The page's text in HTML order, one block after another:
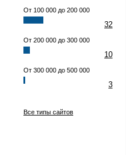
От 100 000 до 200 000
32
От 200 000 до 300 000
10
От 300 000 до 500 000
3
Все типы сайтов